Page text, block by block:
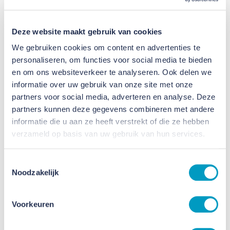
Deze website maakt gebruik van cookies
We gebruiken cookies om content en advertenties te
personaliseren, om functies voor social media te bieden
en om ons websiteverkeer te analyseren. Ook delen we
informatie over uw gebruik van onze site met onze
partners voor social media, adverteren en analyse. Deze
partners kunnen deze gegevens combineren met andere
informatie die u aan ze heeft verstrekt of die ze hebben
verzameld op basis van uw gebruik van hun services.
Noodzakelijk
Voorkeuren
VB Groep stijgt naar plek 22 in
Cobouw50
28 NOVEMBER 2024